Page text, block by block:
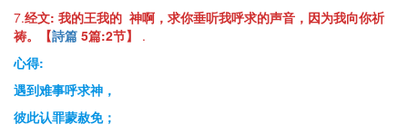
7.经文: 我的王我的 神啊，求你垂听我呼求的声音，因为我向你祈
祷。【詩篇 5篇:2节】
.
心得:
遇到难事呼求神，
彼此认罪蒙赦免；